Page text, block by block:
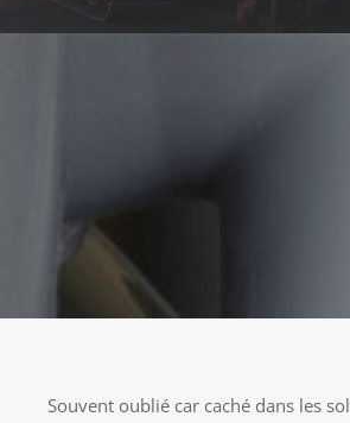
Souvent oublié car caché dans les